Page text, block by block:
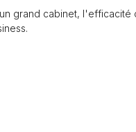
grand cabinet, l'efficacité